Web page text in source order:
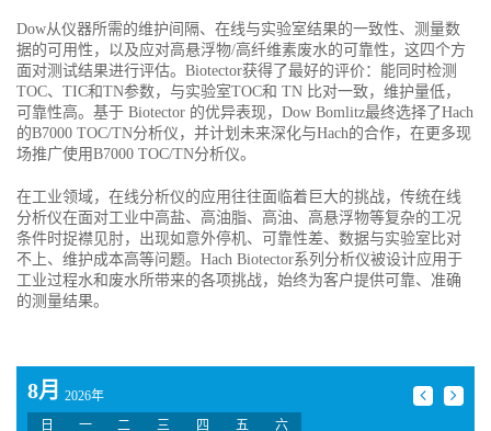
Dow从仪器所需的维护间隔、在线与实验室结果的一致性、测量数
据的可用性，以及应对高悬浮物/高纤维素废水的可靠性，这四个方
面对测试结果进行评估。Biotector获得了最好的评价：能同时检测
TOC、TIC和TN参数，与实验室TOC和 TN 比对一致，维护量低，
可靠性高。基于 Biotector 的优异表现，Dow Bomlitz最终选择了Hach
的B7000 TOC/TN分析仪，并计划未来深化与Hach的合作，在更多现
场推广使用B7000 TOC/TN分析仪。
在工业领域，在线分析仪的应用往往面临着巨大的挑战，传统在线
分析仪在面对工业中高盐、高油脂、高油、高悬浮物等复杂的工况
条件时捉襟见肘，出现如意外停机、可靠性差、数据与实验室比对
不上、维护成本高等问题。Hach Biotector系列分析仪被设计应用于
工业过程水和废水所带来的各项挑战，始终为客户提供可靠、准确
的测量结果。
8月
2026年
日
一 二 三 四 五 六